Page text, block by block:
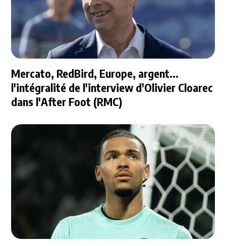
Mercato, RedBird, Europe, argent...
l'intégralité de l'interview d'Olivier Cloarec
dans l'After Foot (RMC)